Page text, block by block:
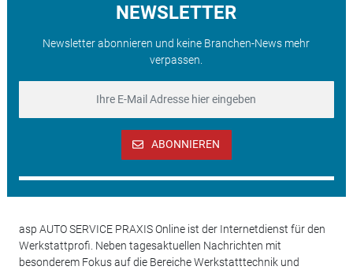
NEWSLETTER
Newsletter abonnieren und keine Branchen-News mehr
verpassen.
ABONNIEREN
asp AUTO SERVICE PRAXIS Online ist der Internetdienst für den
Werkstattprofi. Neben tagesaktuellen Nachrichten mit
besonderem Fokus auf die Bereiche Werkstatttechnik und